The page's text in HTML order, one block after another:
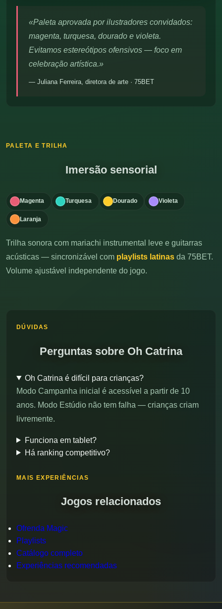
«Paleta aprovada por ilustradores convidados:
magenta, turquesa, dourado e violeta.
Evitamos estereótipos ofensivos — foco em
celebração artística.»
— Juliana Ferreira, diretora de arte · 75BET
PALETA E TRILHA
Imersão sensorial
Magenta Turquesa Dourado Violeta
Laranja
Trilha sonora com mariachi instrumental leve e guitarras
acústicas — sincronizável com playlists latinas da 75BET.
Volume ajustável independente do jogo.
DÚVIDAS
Perguntas sobre Oh Catrina
Oh Catrina é difícil para crianças?
Modo Campanha inicial é acessível a partir de 10
anos. Modo Estúdio não tem falha — crianças criam
livremente.
Funciona em tablet?
Há ranking competitivo?
MAIS EXPERIÊNCIAS
Jogos relacionados
Ofrenda Magic
Playlists
Catálogo completo
Experiências recomendadas